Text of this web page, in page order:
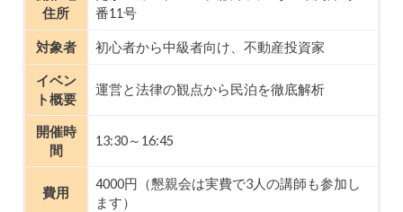
住所
番11号
対象者 初心者から中級者向け、不動産投資家
イベン
ト概要
運営と法律の観点から民泊を徹底解析
開催時
間
13:30～16:45
費用
4000円（懇親会は実費で3人の講師も参加し
ます）